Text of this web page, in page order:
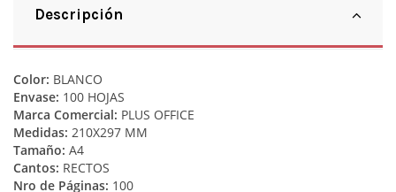
Descripción
Color: BLANCO
Envase: 100 HOJAS
Marca Comercial: PLUS OFFICE
Medidas: 210X297 MM
Tamaño: A4
Cantos: RECTOS
Nro de Páginas: 100